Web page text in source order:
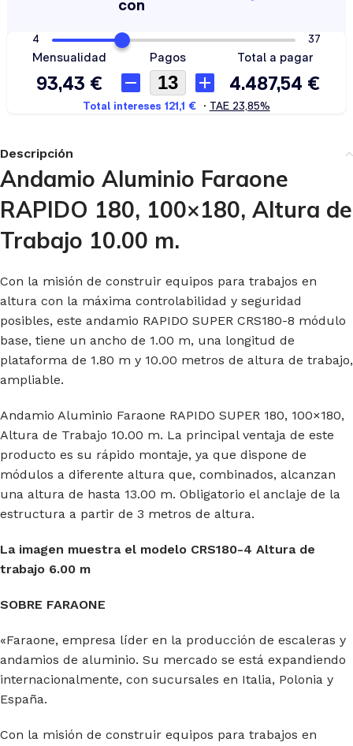
Descripción
Andamio Aluminio Faraone
RAPIDO 180, 100×180, Altura de
Trabajo 10.00 m.
Con la misión de construir equipos para trabajos en
altura con la máxima controlabilidad y seguridad
posibles, este andamio RAPIDO SUPER CRS180-8 módulo
base, tiene un ancho de 1.00 m, una longitud de
plataforma de 1.80 m y 10.00 metros de altura de trabajo,
ampliable.
Andamio Aluminio Faraone RAPIDO SUPER 180, 100×180,
Altura de Trabajo 10.00 m. La principal ventaja de este
producto es su rápido montaje, ya que dispone de
módulos a diferente altura que, combinados, alcanzan
una altura de hasta 13.00 m. Obligatorio el anclaje de la
estructura a partir de 3 metros de altura.
La imagen muestra el modelo CRS180-4 Altura de
trabajo 6.00 m
SOBRE FARAONE
«Faraone, empresa líder en la producción de escaleras y
andamios de aluminio. Su mercado se está expandiendo
internacionalmente, con sucursales en Italia, Polonia y
España.
Con la misión de construir equipos para trabajos en